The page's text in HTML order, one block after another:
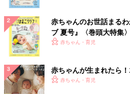
赤ちゃんのお世話まる
ブ 夏号』〈巻頭大特集
く！ おっぱい・ミルク
赤ちゃん・育児
赤ちゃんが生まれたら！
赤ちゃん・育児